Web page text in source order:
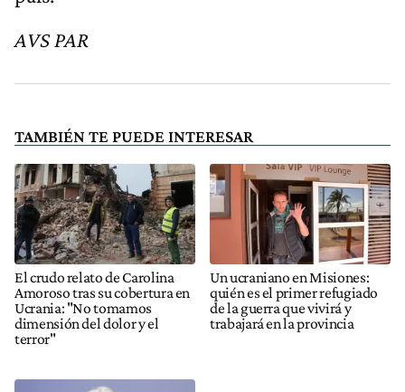
AVS PAR
TAMBIÉN TE PUEDE INTERESAR
El crudo relato de Carolina
Amoroso tras su cobertura en
Ucrania: "No tomamos
dimensión del dolor y el
terror"
Un ucraniano en Misiones:
quién es el primer refugiado
de la guerra que vivirá y
trabajará en la provincia